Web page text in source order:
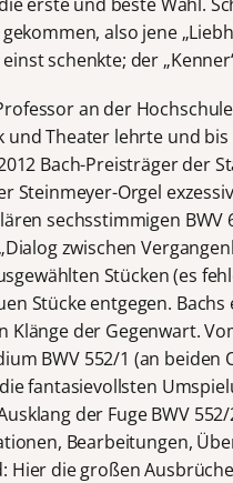
also jene
schenkte; der
an der
und Theater lehrte und
Bach-Preisträger der
Steinmeyer-Orgel
sechsstimmigen BWV
zwischen
Stücken (es
Stücke entgegen.
Klänge der Gegenwart.
BWV 552/1 (an beiden
fantasievollsten
der Fuge BWV
Bearbeitungen,
Hier die großen Ausbrüche